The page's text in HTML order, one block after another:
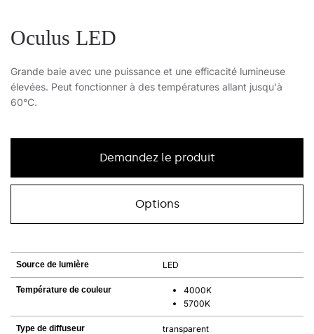
Oculus LED
Grande baie avec une puissance et une efficacité lumineuse
élevées. Peut fonctionner à des températures allant jusqu'à
60°C.
Demandez le produit
Options
Source de lumière LED
Température de couleur
4000K
5700K
Type de diffuseur transparent